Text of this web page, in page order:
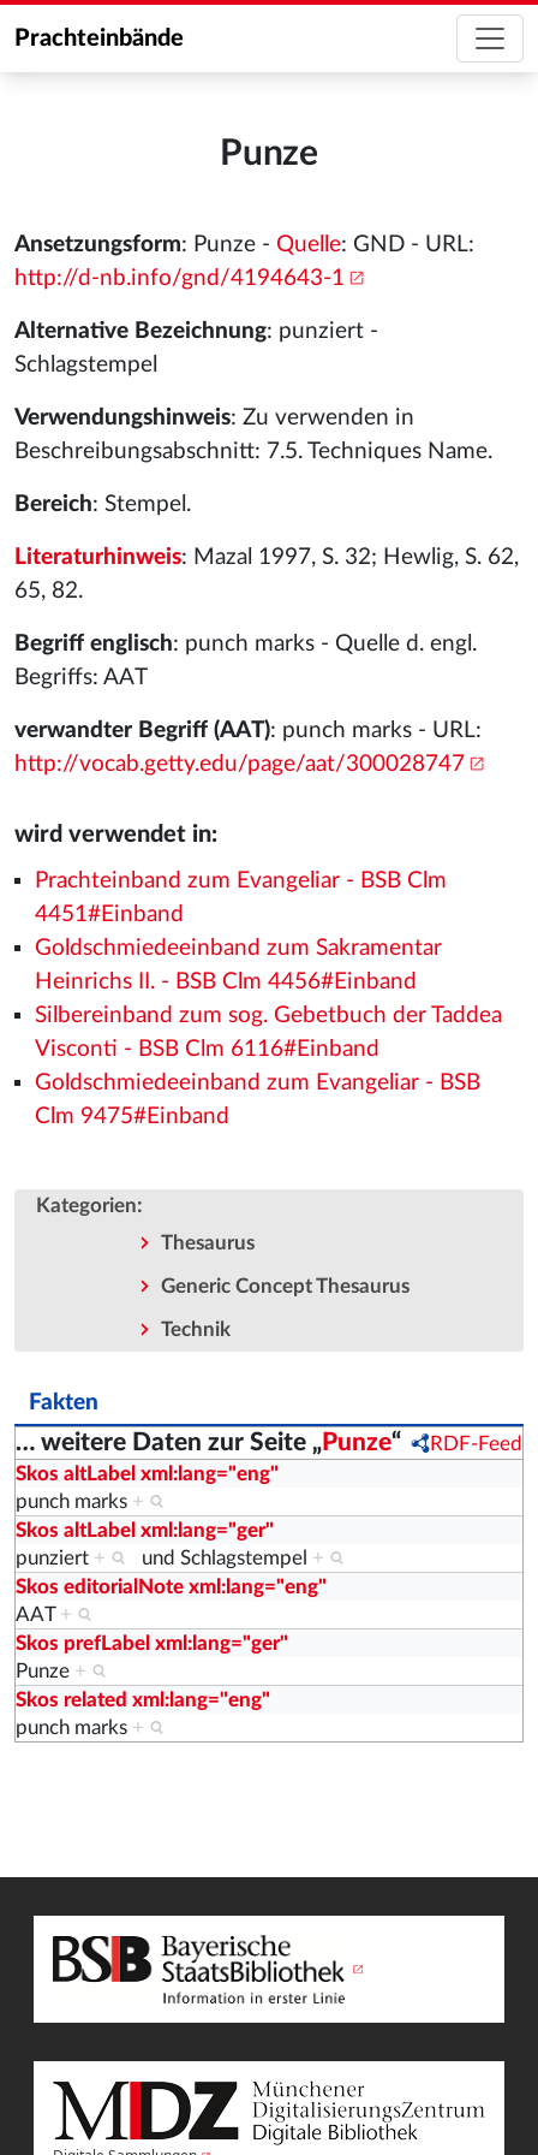
Prachteinbände
Punze
Ansetzungsform: Punze - Quelle: GND - URL:
http://d-nb.info/gnd/4194643-1
Alternative Bezeichnung: punziert -
Schlagstempel
Verwendungshinweis: Zu verwenden in
Beschreibungsabschnitt: 7.5. Techniques Name.
Bereich: Stempel.
Literaturhinweis: Mazal 1997, S. 32; Hewlig, S. 62,
65, 82.
Begriff englisch: punch marks - Quelle d. engl.
Begriffs: AAT
verwandter Begriff (AAT): punch marks - URL:
http://vocab.getty.edu/page/aat/300028747
wird verwendet in:
Prachteinband zum Evangeliar - BSB Clm
4451#Einband
Goldschmiedeeinband zum Sakramentar
Heinrichs II. - BSB Clm 4456#Einband
Silbereinband zum sog. Gebetbuch der Taddea
Visconti - BSB Clm 6116#Einband
Goldschmiedeeinband zum Evangeliar - BSB
Clm 9475#Einband
Kategorien:
Thesaurus
Generic Concept Thesaurus
Technik
Fakten
… weitere Daten zur Seite „Punze“
RDF-Feed
Skos altLabel xml:lang="eng"
punch marks +
Skos altLabel xml:lang="ger"
punziert + und Schlagstempel +
Skos editorialNote xml:lang="eng"
AAT +
Skos prefLabel xml:lang="ger"
Punze +
Skos related xml:lang="eng"
punch marks +